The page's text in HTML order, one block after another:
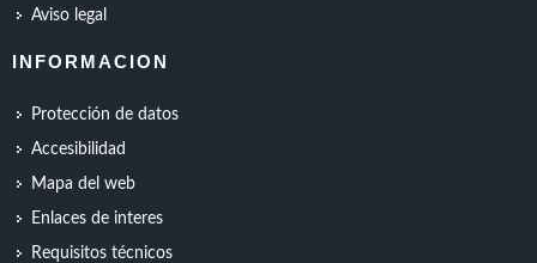
Aviso legal
INFORMACION
Protección de datos
Accesibilidad
Mapa del web
Enlaces de interes
Requisitos técnicos